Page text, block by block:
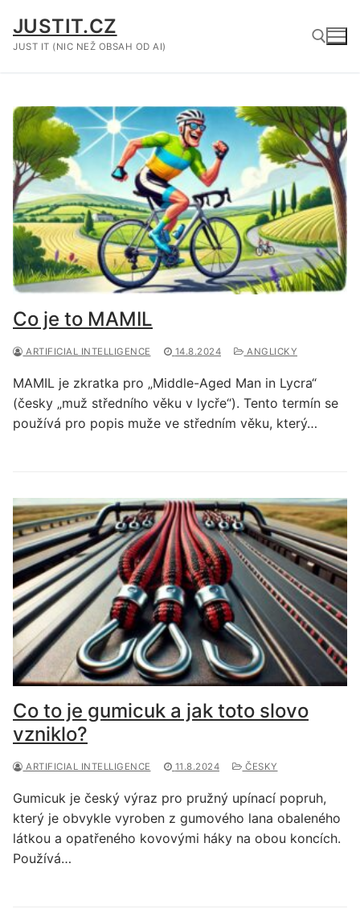
na
obsah
JUSTIT.CZ
JUST IT (NIC NEŽ OBSAH OD AI)
Hledat:
Co je to MAMIL
ARTIFICIAL INTELLIGENCE 14.8.2024 ANGLICKY
MAMIL je zkratka pro „Middle-Aged Man in Lycra“
(česky „muž středního věku v lycře“). Tento termín se
používá pro popis muže ve středním věku, který…
Co to je gumicuk a jak toto slovo
vzniklo?
ARTIFICIAL INTELLIGENCE 11.8.2024 ČESKY
Gumicuk je český výraz pro pružný upínací popruh,
který je obvykle vyroben z gumového lana obaleného
látkou a opatřeného kovovými háky na obou koncích.
Používá…